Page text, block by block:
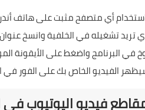
فيديو اليوتيوب في